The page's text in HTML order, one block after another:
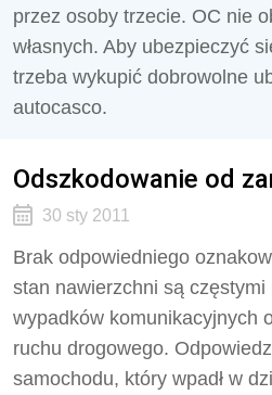
przez osoby trzecie. OC nie
własnych. Aby ubezpieczyć
trzeba wykupić dobrowolne
autocasco.
Odszkodowanie od
30 sty 2011
Brak odpowiedniego
stan nawierzchni są częstymi
wypadków komunikacyjnych
ruchu drogowego.
samochodu, który wpadł w